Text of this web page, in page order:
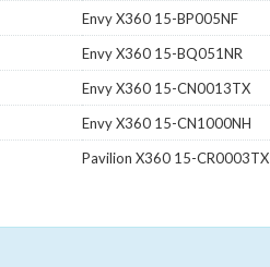
Envy X360 15-BP005NF
Envy X360 15-BQ051NR
Envy X360 15-CN0013TX
Envy X360 15-CN1000NH
Pavilion X360 15-CR0003TX